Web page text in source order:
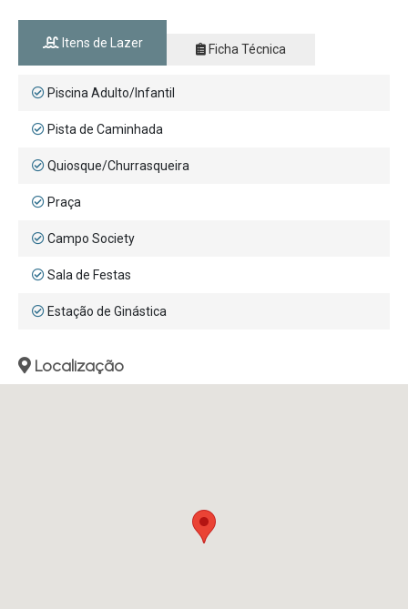
Itens de Lazer Ficha Técnica
Piscina Adulto/Infantil
Pista de Caminhada
Quiosque/Churrasqueira
Praça
Campo Society
Sala de Festas
Estação de Ginástica
Localização